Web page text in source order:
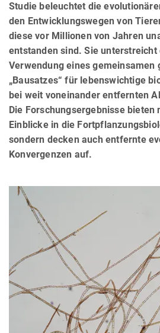
Studie beleuchtet die
den Entwicklungswegen von
diese vor Millionen von Jahren
entstanden sind. Sie
Verwendung eines gemeinsamen
„Bausatzes“ für lebenswichtige
bei weit voneinander entfernten
Die Forschungsergebnisse
Einblicke in die
sondern decken auch entfernte
Konvergenzen auf.